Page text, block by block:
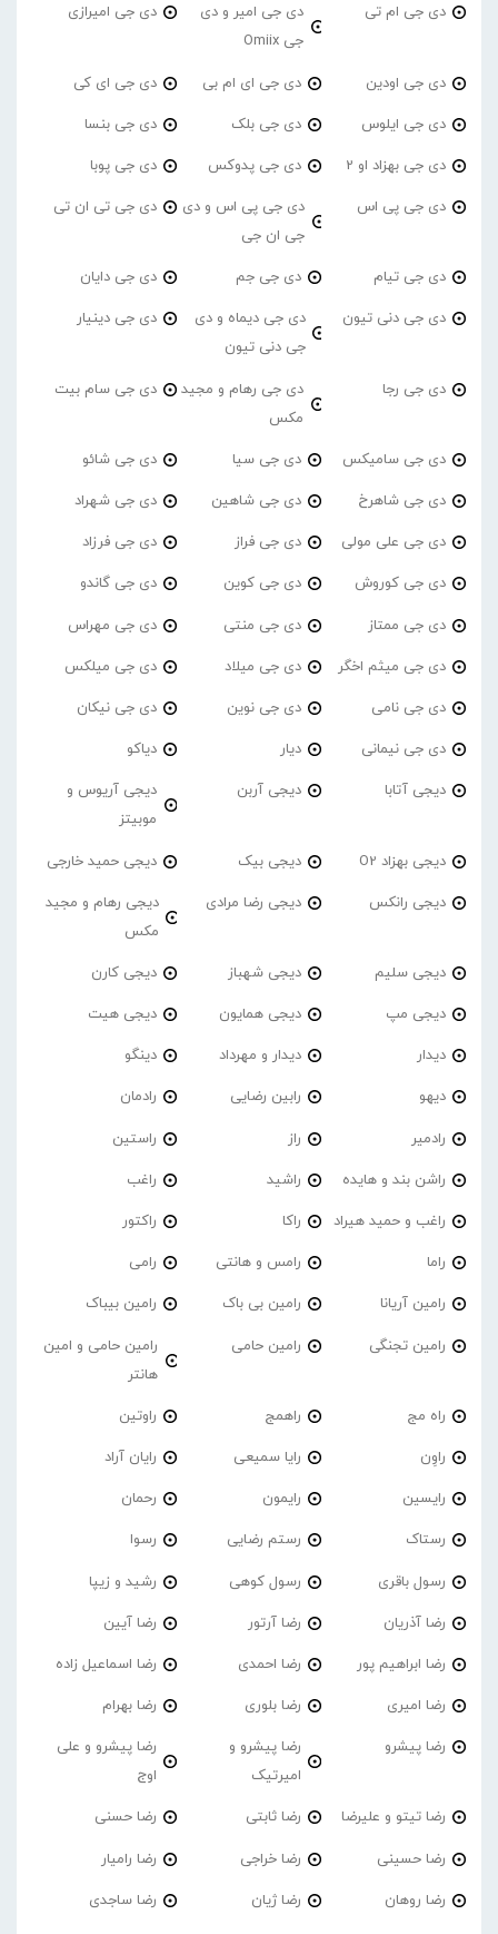
دی جی ام تی
دی جی امیر و دی
جی Omiix
دی جی امیرازی
دی جی اودین دی جی ای ام بی دی جی ای کی
دی جی ایلوس دی جی بلک دی جی بنسا
دی جی بهزاد او 2 دی جی پدوکس دی جی پوبا
دی جی پی اس
دی جی پی اس و دی
جی ان جی
دی جی تی ان تی
دی جی تیام دی جی جم دی جی دایان
دی جی دنی تیون
دی جی دیماه و دی
جی دنی تیون
دی جی دینیار
دی جی رجا
دی جی رهام و مجید
مکس
دی جی سام بیت
دی جی سامیکس دی جی سیا دی جی شائو
دی جی شاهرخ دی جی شاهین دی جی شهراد
دی جی علی مولی دی جی فراز دی جی فرزاد
دی جی کوروش دی جی کوین دی جی گاندو
دی جی ممتاز دی جی منتی دی جی مهراس
دی جی میثم اخگر دی جی میلاد دی جی میلکس
دی جی نامی دی جی نوین دی جی نیکان
دی جی نیمانی دیار دیاکو
دیجی آتابا دیجی آربن
دیجی آریوس و
موبیتز
دیجی بهزاد O2 دیجی بیک دیجی حمید خارجی
دیجی رانکس دیجی رضا مرادی
دیجی رهام و مجید
مکس
دیجی سلیم دیجی شهباز دیجی کارن
دیجی مپ دیجی همایون دیجی هیت
دیدار دیدار و مهرداد دینگو
دیهو رابین رضایی رادمان
رادمیر راز راستین
راشن بند و هایده راشید راغب
راغب و حمید هیراد راکا راکتور
راما رامس و هانتی رامی
رامین آریانا رامین بی باک رامین بیباک
رامین تجنگی رامین حامی
رامین حامی و امین
هانتر
راه مج راهمج راوتین
راوِن رایا سمیعی رایان آراد
رایسین رایمون رحمان
رستاک رستم رضایی رسوا
رسول باقری رسول کوهی رشید و زیپا
رضا آذریان رضا آرتور رضا آیین
رضا ابراهیم پور رضا احمدی رضا اسماعیل زاده
رضا امیری رضا بلوری رضا بهرام
رضا پیشرو
رضا پیشرو و
امیرتیک
رضا پیشرو و علی
اوج
رضا تیتو و علیرضا رضا ثابتی رضا حسنی
رضا حسینی رضا خراجی رضا رامیار
رضا روهان رضا ژیان رضا ساجدی